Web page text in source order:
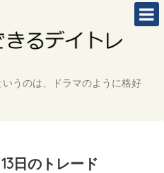
うのは、ドラマのように格好
日のトレード